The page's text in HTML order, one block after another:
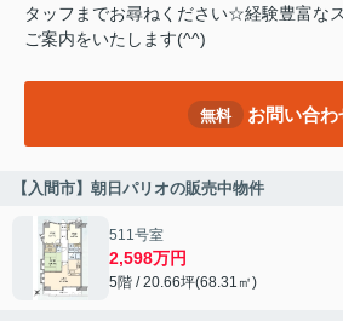
タッフまでお尋ねください☆経験豊富な
ご案内をいたします(^^)
無料 お問い合わ
【入間市】朝日パリオの販売中物件
511号室
2,598万円
5階 / 20.66坪(68.31㎡)